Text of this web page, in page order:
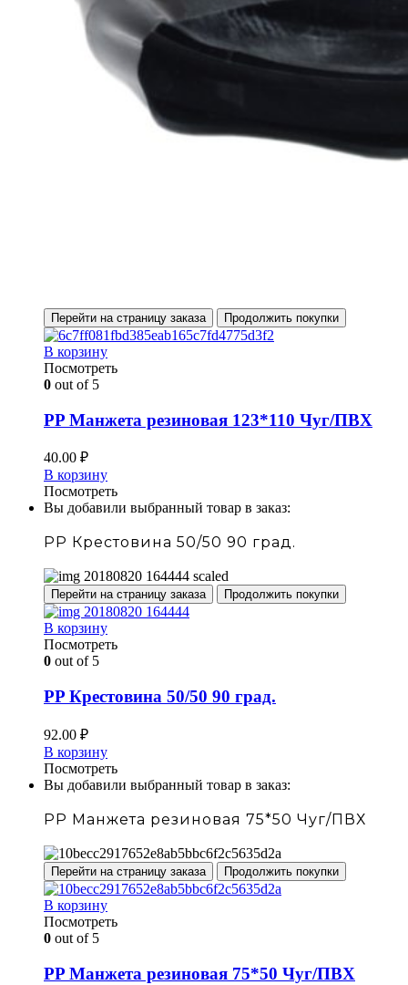
Перейти на страницу заказа Продолжить покупки
В корзину
Посмотреть
0 out of 5
PP Манжета резиновая 123*110 Чуг/ПВХ
40.00 ₽
В корзину
Посмотреть
Вы добавили выбранный товар в заказ:
PP Крестовина 50/50 90 град.
Перейти на страницу заказа Продолжить покупки
В корзину
Посмотреть
0 out of 5
PP Крестовина 50/50 90 град.
92.00 ₽
В корзину
Посмотреть
Вы добавили выбранный товар в заказ:
PP Манжета резиновая 75*50 Чуг/ПВХ
Перейти на страницу заказа Продолжить покупки
В корзину
Посмотреть
0 out of 5
PP Манжета резиновая 75*50 Чуг/ПВХ